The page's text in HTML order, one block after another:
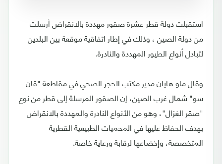
استقبلت دولة قطر عشرة صقور مهددة بالانقراض أرسلت
من دولة الصين ، وذلك في إطار اتفاقية موقعة بين البلدين
لتبادل أنواع الطيور المهددة والنادرة.
وقال ماو هايان مدير مكتب الحجر الصحي في مقاطعة "قان
سو" شمال غرب الصين، إن الصقور المرسلة إلى قطر من نوع
"صقر الغزال"، وهو من الأنواع النادرة والمهددة بالانقراض
بهدف الحفاظ عليها في المحميات الطبيعية القطرية
المتخصصة، وإخضاعها لرقابة ورعاية خاصة.